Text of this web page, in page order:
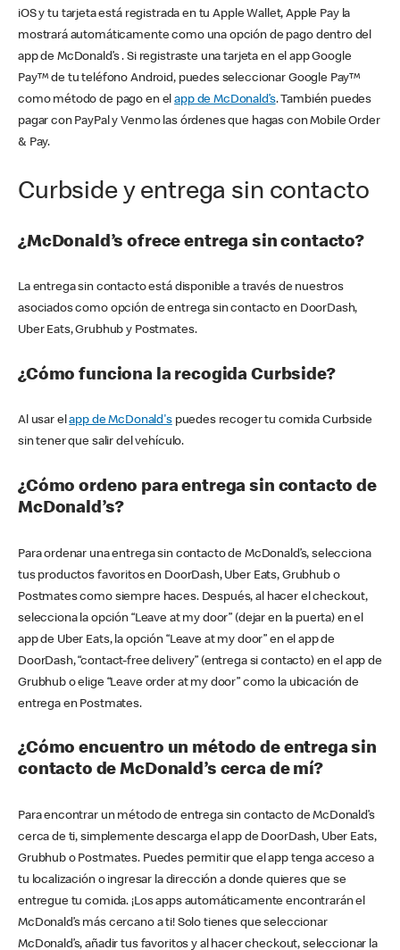
iOS y tu tarjeta está registrada en tu Apple Wallet, Apple Pay la
mostrará automáticamente como una opción de pago dentro del
app de McDonald’s . Si registraste una tarjeta en el app Google
Pay™ de tu teléfono Android, puedes seleccionar Google Pay™
como método de pago en elapp de McDonald’s. También puedes
pagar con PayPal y Venmo las órdenes que hagas con Mobile Order
& Pay.
Curbside y entrega sin contacto
¿McDonald’s ofrece entrega sin contacto?
La entrega sin contacto está disponible a través de nuestros
asociados como opción de entrega sin contacto en DoorDash,
Uber Eats, Grubhub y Postmates.
¿Cómo funciona la recogida Curbside?
Al usar elapp de McDonald'spuedes recoger tu comida Curbside
sin tener que salir del vehículo.
¿Cómo ordeno para entrega sin contacto de
McDonald’s?
Para ordenar una entrega sin contacto de McDonald’s, selecciona
tus productos favoritos en DoorDash, Uber Eats, Grubhub o
Postmates como siempre haces. Después, al hacer el checkout,
selecciona la opción “Leave at my door” (dejar en la puerta) en el
app de Uber Eats, la opción “Leave at my door” en el app de
DoorDash, “contact-free delivery” (entrega si contacto) en el app de
Grubhub o elige “Leave order at my door” como la ubicación de
entrega en Postmates.
¿Cómo encuentro un método de entrega sin
contacto de McDonald’s cerca de mí?
Para encontrar un método de entrega sin contacto de McDonald’s
cerca de ti, simplemente descarga el app de DoorDash, Uber Eats,
Grubhub o Postmates. Puedes permitir que el app tenga acceso a
tu localización o ingresar la dirección a donde quieres que se
entregue tu comida. ¡Los apps automáticamente encontrarán el
McDonald’s más cercano a ti! Solo tienes que seleccionar
McDonald’s, añadir tus favoritos y al hacer checkout, seleccionar la